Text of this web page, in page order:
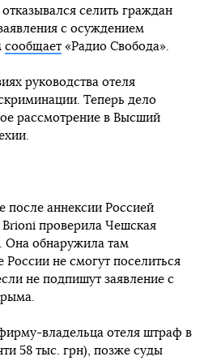
селить граждан
с осуждением
сообщает «Радио Свобода».
руководства отеля
Теперь дело
рассмотрение в Высший
после аннексии Россией
проверила Чешская
Она обнаружила там
России не смогут поселиться
не подпишут заявление с
владельца отеля штраф в
58 тыс. грн), позже суды